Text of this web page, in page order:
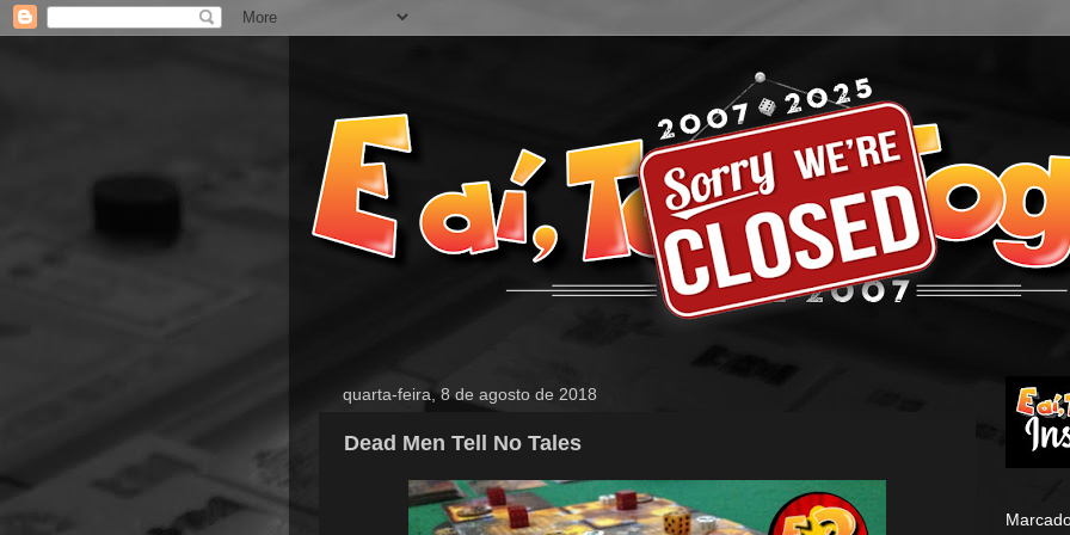
quarta-feira, 8 de agosto de 2018
Dead Men Tell No Tales